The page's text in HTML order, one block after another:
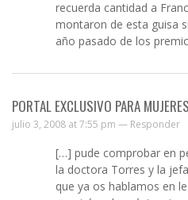
recuerda cantidad a
montaron de esta guisa
año pasado de los
PORTAL EXCLUSIVO PARA
julio 3, 2008 at 7:55 pm — Responder
[…] pude comprobar en
la doctora Torres y la
que ya os hablamos en